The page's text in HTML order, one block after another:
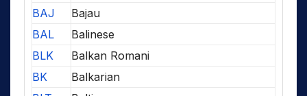
BAJ
Bajau
BAL
Balinese
BLK
Balkan Romani
BK
Balkarian